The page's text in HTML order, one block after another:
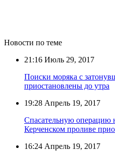
Новости по теме
21:16 Июль 29, 2017
Поиски моряка с
приостановлены до утра
19:28 Апрель 19, 2017
Спасательную операцию
Керченском проливе
16:24 Апрель 19, 2017